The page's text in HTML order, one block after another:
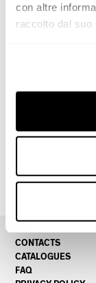
con altre
raccolto dal suo
Top projects
CONTACTS
CATALOGUES
FAQ